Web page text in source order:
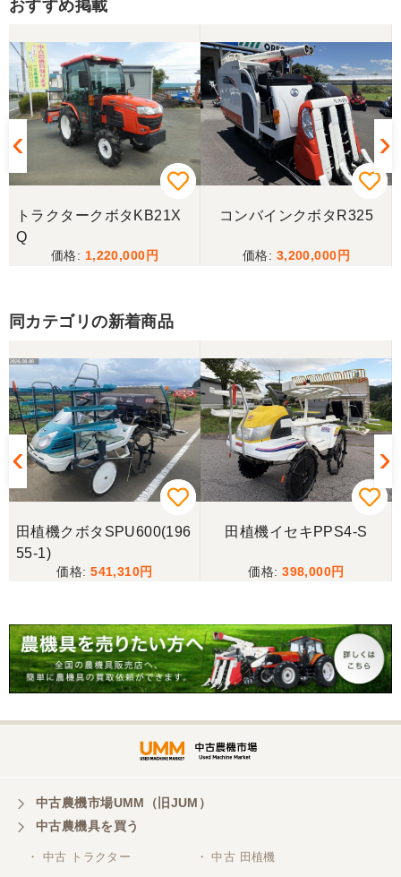
この度はお世話になりました。また、機会があれば
よろしくお願いします。
三重県／ユウスケ
購入から引き取りまでスムーズでした。ありがとう
ございました。
当方の要望に対して、素早く対応していただき感謝
スタッフの鈴木さんが親切で機械に詳しく 丁寧にご
対応頂きました。 ありがとう！ 少し距離はあります
が、今後も農機具を買う際はのうき屋さんを利用し
ようと思います。
三重県／miraisann
写真と現物が違いすぎる
こちらの、対応も、よく、大変、満足、です。
三重県／谷本勝美
こちらの、対応、も、よくして、くれました。
対応も、よくしてくれました、有難うございまし
三重県／山本
対応ありがとうございました。
おすすめ掲載
トラクタークボタKB21X
Q
1,220,000
コンバインクボタR325
3,200,000
同カテゴリの新着商品
田植機クボタSPU600(196
55-1)
541,310
田植機イセキPPS4-S
398,000
中古農機市場UMM（旧JUM）
中古農機具を買う
・ 中古 トラクター ・ 中古 田植機